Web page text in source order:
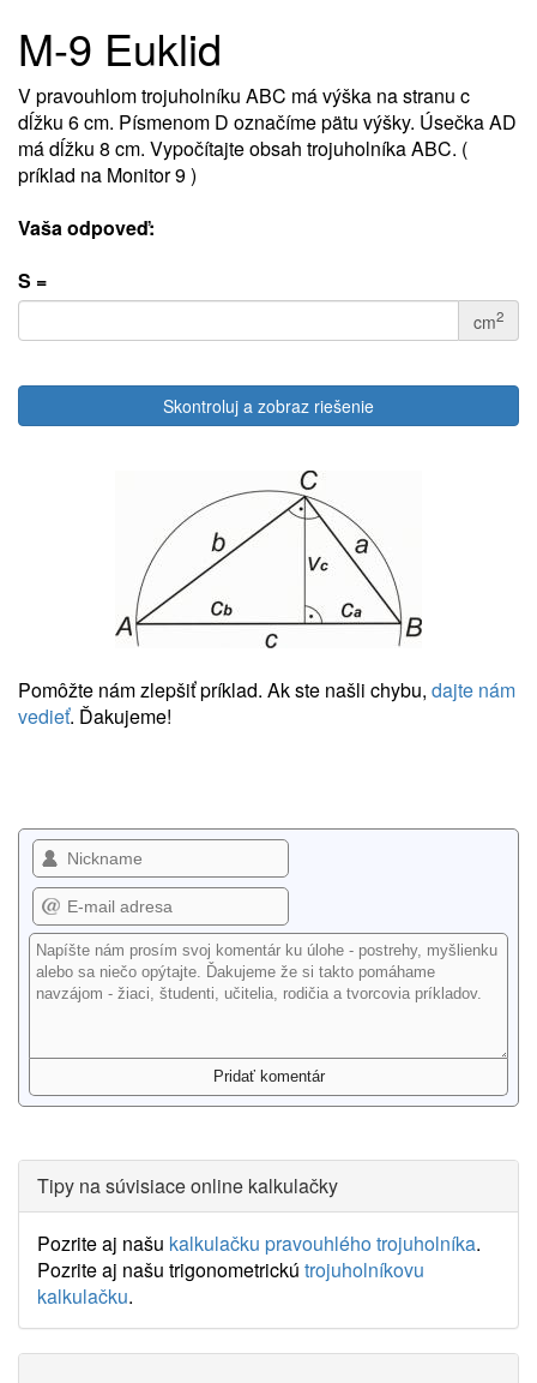
M-9 Euklid
V pravouhlom trojuholníku ABC má výška na stranu c
dĺžku 6 cm. Písmenom D označíme pätu výšky. Úsečka AD
má dĺžku 8 cm. Vypočítajte obsah trojuholníka ABC. (
príklad na Monitor 9 )
Vaša odpoveď:
S =
cm2
Skontroluj a zobraz riešenie
Pomôžte nám zlepšiť príklad. Ak ste našli chybu, dajte nám
vedieť. Ďakujeme!
Tipy na súvisiace online kalkulačky
Pozrite aj našu kalkulačku pravouhlého trojuholníka.
Pozrite aj našu trigonometrickú trojuholníkovu
kalkulačku.